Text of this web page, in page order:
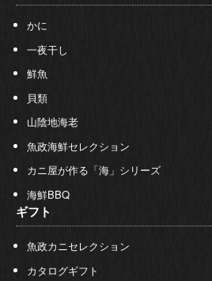
かに
一夜干し
鮮魚
貝類
山陰地海老
魚政海鮮セレクション
カニ屋が作る「海」シリーズ
海鮮BBQ
ギフト
魚政カニセレクション
カタログギフト